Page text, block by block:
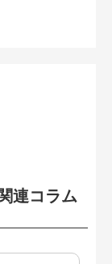
連コラム